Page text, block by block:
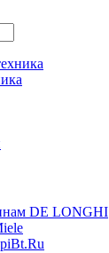
DE LONGHI